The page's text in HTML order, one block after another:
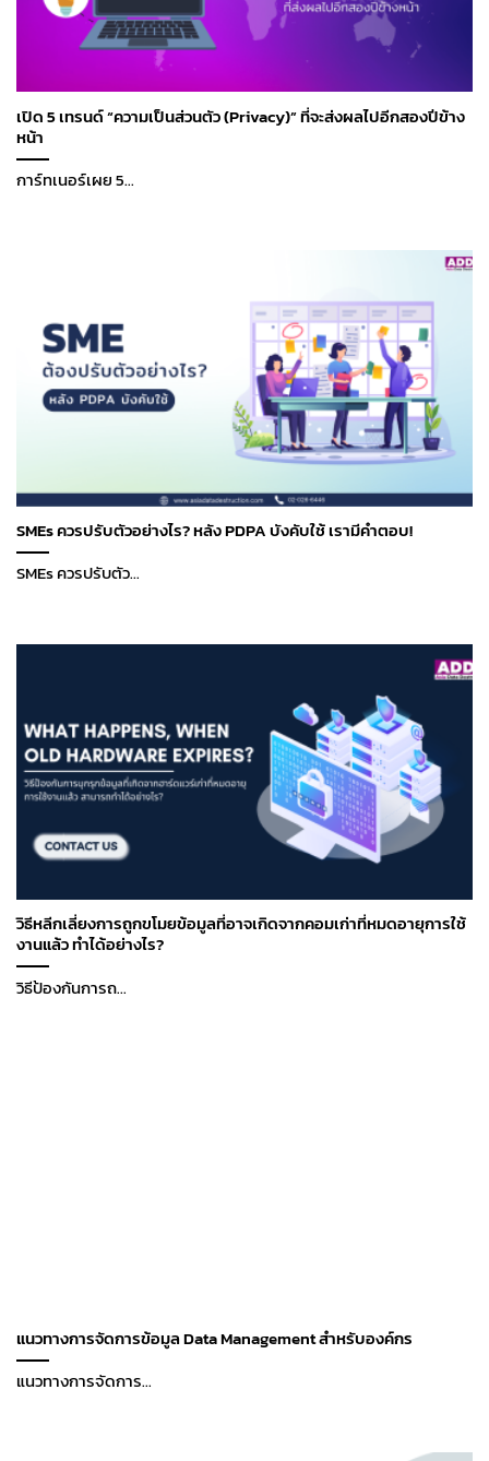
เปิด 5 เทรนด์ “ความเป็นส่วนตัว (Privacy)” ที่จะส่งผลไปอีกสองปีข้าง
หน้า
การ์ทเนอร์เผย 5...
SMEs ควรปรับตัวอย่างไร? หลัง PDPA บังคับใช้ เรามีคำตอบ!
SMEs ควรปรับตัว...
วิธีหลีกเลี่ยงการถูกขโมยข้อมูลที่อาจเกิดจากคอมเก่าที่หมดอายุการใช้
งานแล้ว ทำได้อย่างไร?
วิธีป้องกันการถ...
แนวทางการจัดการข้อมูล Data Management สำหรับองค์กร
แนวทางการจัดการ...